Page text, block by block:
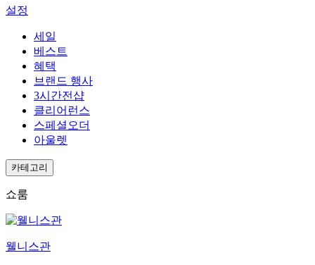
설정
세일
베스트
혜택
브랜드 행사
3시간전샵
클리어런스
스페셜오더
아울렛
카테고리
쇼룸
웰니스관